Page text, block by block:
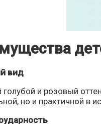
вид
голубой и розовый
но и практичной в